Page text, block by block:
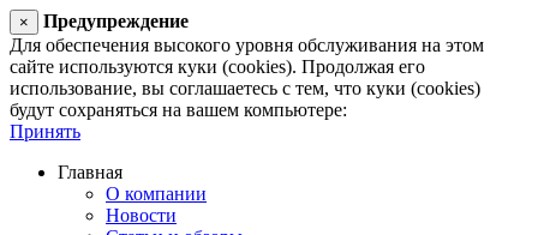
×
Предупреждение
Для обеспечения высокого уровня обслуживания на этом
сайте используются куки (cookies). Продолжая его
использование, вы соглашаетесь с тем, что куки (cookies)
будут сохраняться на вашем компьютере:
Принять
Главная
О компании
Новости